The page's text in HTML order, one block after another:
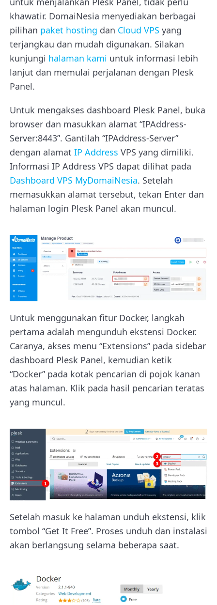
khawatir. DomaiNesia menyediakan berbagai
pilihan paket hosting dan Cloud VPS yang
terjangkau dan mudah digunakan. Silakan
kunjungi halaman kami untuk informasi lebih
lanjut dan memulai perjalanan dengan Plesk
Panel.
Untuk mengakses dashboard Plesk Panel, buka
browser dan masukkan alamat “IPAddress-
Server:8443”. Gantilah “IPAddress-Server”
dengan alamat IP Address VPS yang dimiliki.
Informasi IP Address VPS dapat dilihat pada
Dashboard VPS MyDomaiNesia. Setelah
memasukkan alamat tersebut, tekan Enter dan
halaman login Plesk Panel akan muncul.
Untuk menggunakan fitur Docker, langkah
pertama adalah mengunduh ekstensi Docker.
Caranya, akses menu “Extensions” pada sidebar
dashboard Plesk Panel, kemudian ketik
“Docker” pada kotak pencarian di pojok kanan
atas halaman. Klik pada hasil pencarian teratas
yang muncul.
Setelah masuk ke halaman unduh ekstensi, klik
tombol “Get It Free”. Proses unduh dan instalasi
akan berlangsung selama beberapa saat.